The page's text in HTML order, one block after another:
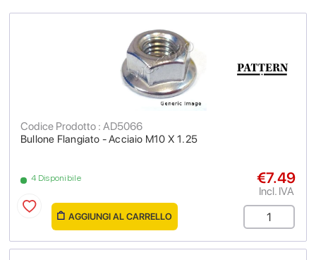
Bullone Flangiato - Acciaio M10 X 1.25
Codice Prodotto : AD5066
4 Disponibile €7.49
Incl. IVA
AGGIUNGI AL CARRELLO